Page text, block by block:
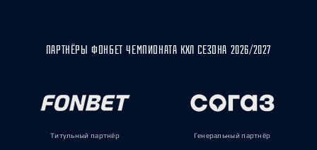
ПАРТНЁРЫ ФОНБЕТ ЧЕМПИОНАТА КХЛ СЕЗОНА 2026/2027
Титульный партнёр Генеральный партнёр